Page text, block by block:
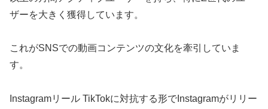
ザーを大きく獲得しています。
これがSNSでの動画コンテンツの文化を牽引していま
す。
Instagramリール TikTokに対抗する形でInstagramがリリー